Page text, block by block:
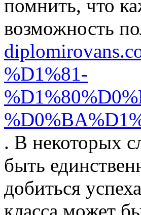
помнить, что
возможность
%D1%81-
. В некоторых
быть
добиться